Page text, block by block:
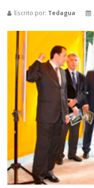
Escrito por: Tedagua